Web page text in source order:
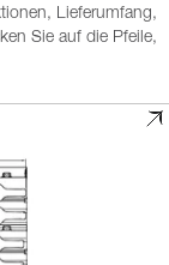
Lieferumfang,
Sie auf die Pfeile,